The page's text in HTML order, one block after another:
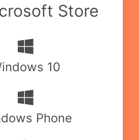
Store
10
Phone